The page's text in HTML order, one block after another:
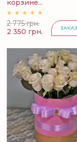
корзине...
2 775 грн.
2 350 грн.